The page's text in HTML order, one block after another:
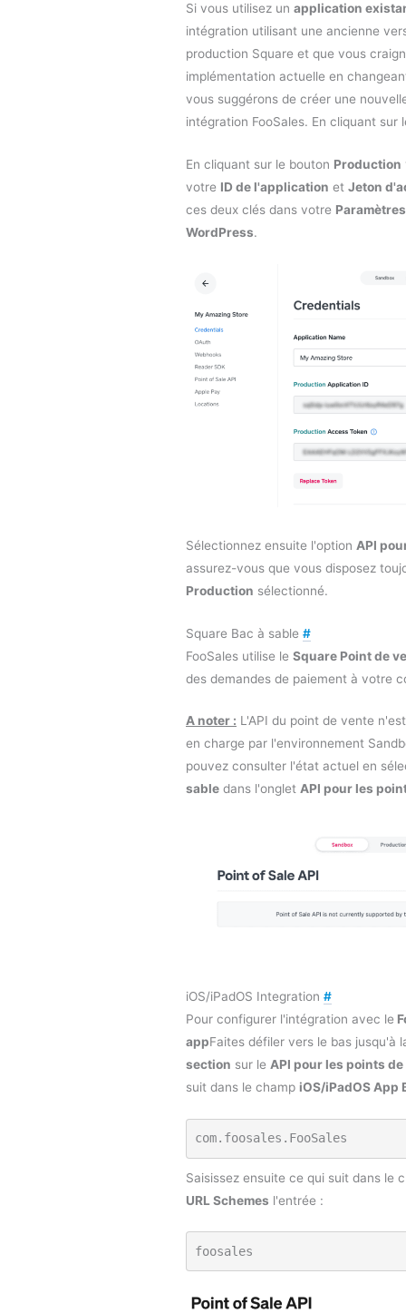
Si vous utilisez un application
intégration utilisant une ancienne
production Square et que vous
implémentation actuelle en
vous suggérons de créer une
intégration FooSales. En cliquant sur
En cliquant sur le bouton Production
votre ID de l'application et Jeton
ces deux clés dans votre
WordPress.
Sélectionnez ensuite l'option API
assurez-vous que vous disposez
Production sélectionné.
Square Bac à sable #
FooSales utilise le Square Point de
des demandes de paiement à votre
A noter : L'API du point de vente
en charge par l'environnement
pouvez consulter l'état actuel en
sable dans l'onglet API pour les
iOS/iPadOS Integration #
Pour configurer l'intégration avec le
appFaites défiler vers le bas jusqu'à
section sur le API pour les points
suit dans le champ iOS/iPadOS App
com.foosales.FooSales
Saisissez ensuite ce qui suit dans le
URL Schemes l'entrée :
foosales